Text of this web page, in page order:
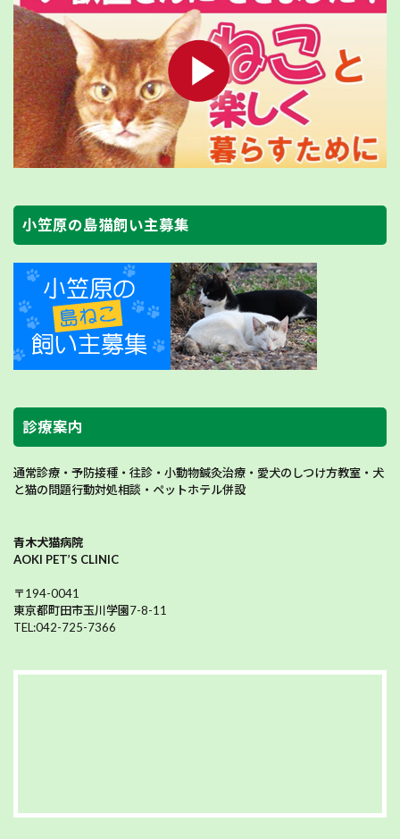
小笠原の島猫飼い主募集
診療案内
通常診療・予防接種・往診・小動物鍼灸治療・愛犬のしつけ方教室・犬
と猫の問題行動対処相談・ペットホテル併設
青木犬猫病院
AOKI PET’S CLINIC
〒194-0041
東京都町田市玉川学園7-8-11
TEL:042-725-7366